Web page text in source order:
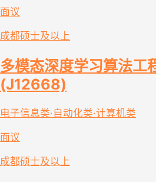
面议
成都硕士及以上
多模态深度学习算法工
(J12668)
电子信息类·自动化类·计算机类
面议
成都硕士及以上